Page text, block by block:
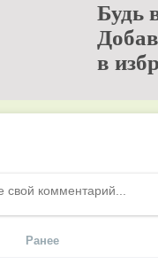
Будь
в
Ранее